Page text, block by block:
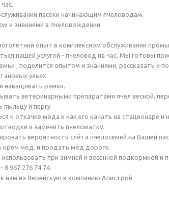
пасеки начинающим пчеловодам.
и знаниями в пчеловождении.
опыт в комплексном обслуживании
нашей услугой - пчеловод на час. Мы готовы
, поделится опытом и знаниями, рассказать и
ульях.
наващивать рамки.
ветеринарными препаратами пчел весной,
пыльцу и пергу.
к откачке мёда и как его качать на стационаре и
и заменить пчеломатку.
вероятность слёта пчелосемей на Вашей
крем мёд, и продать мёд дорого.
при зимней и весенней подкормкой и
8 967 276 74 74.
нам на Верейскую в компанию Апистрой.